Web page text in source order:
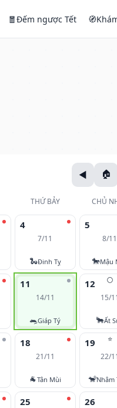
🧧Đếm ngược Tết 🧭
THỨ BẢY CHỦ
4
7/11
🐍Đinh Tỵ
5
8/11
🐎Mậu
11
14/11
🐀Giáp Tý
🌕
12
15/
🐂Ất
18
21/11
🐐Tân Mùi
⭐
19
22/
🐒Nhâm
25 26